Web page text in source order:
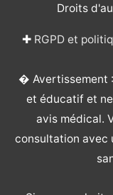
Droits
✚ RGPD et
� Avertissement
et éducatif et
avis médical.
consultation avec